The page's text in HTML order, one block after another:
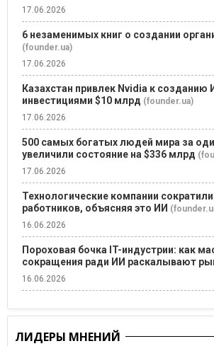
17.06.2026
6 незаменимых книг о создании
(founder.ua)
17.06.2026
Казахстан привлек Nvidia к созданию
инвестициями $10 млрд (founder.ua)
17.06.2026
500 самых богатых людей мира за
увеличили состояние на $336 млрд
17.06.2026
Технологические компании
работников, объясняя это ИИ
16.06.2026
Пороховая бочка IT-индустрии: как
сокращения ради ИИ раскалывают
16.06.2026
ЛИДЕРЫ МНЕНИЙ